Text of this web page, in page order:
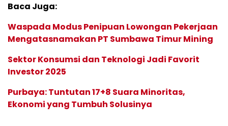
Baca Juga:
Waspada Modus Penipuan Lowongan Pekerjaan
Mengatasnamakan PT Sumbawa Timur Mining
Sektor Konsumsi dan Teknologi Jadi Favorit
Investor 2025
Purbaya: Tuntutan 17+8 Suara Minoritas,
Ekonomi yang Tumbuh Solusinya